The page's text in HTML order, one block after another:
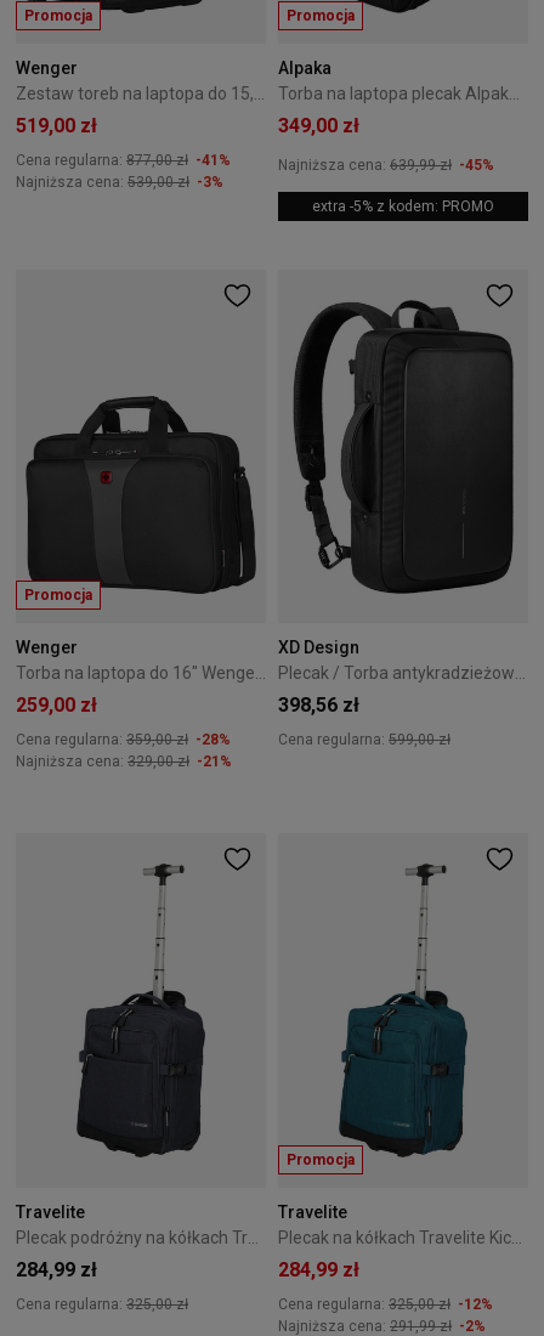
Promocja
Wenger
Zestaw toreb na laptopa do 15,6" i 17" na kółkach Wenger Patriot Czarny
519,00 zł
Cena regularna: 877,00 zł -41%
Najniższa cena: 539,00 zł -3%
Promocja
Alpaka
Torba na laptopa plecak Alpaka Elements Tech Brief Pro Black
349,00 zł
Najniższa cena: 639,99 zł -45%
extra -5% z kodem: PROMO
Promocja
Wenger
Torba na laptopa do 16" Wenger Legacy 600648
259,00 zł
Cena regularna: 359,00 zł -28%
Najniższa cena: 329,00 zł -21%
XD Design
Plecak / Torba antykradzieżowa XD Design Bobby Bizz 2.0 - Black
398,56 zł
Cena regularna: 599,00 zł
Travelite
284,99 zł
Cena regularna: 325,00 zł
Promocja
Travelite
284,99 zł
Cena regularna: 325,00 zł -12%
Najniższa cena: 291,99 zł -2%